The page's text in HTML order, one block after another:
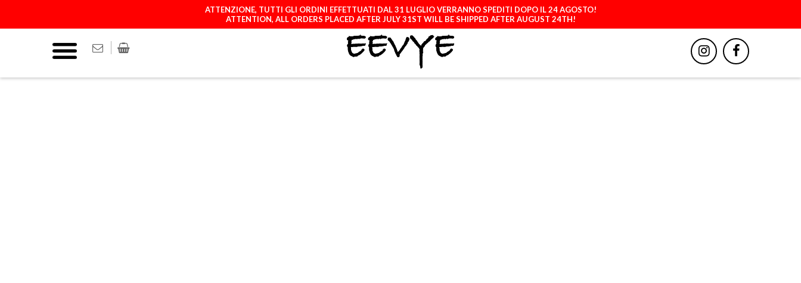
ATTENZIONE, TUTTI GLI ORDINI EFFETTUATI DAL 31 LUGLIO VERRANNO SPEDITI DOPO IL 24 AGOSTO!
ATTENTION, ALL ORDERS PLACED AFTER JULY 31ST WILL BE SHIPPED AFTER AUGUST 24TH!
LICENCES ACCESSORI